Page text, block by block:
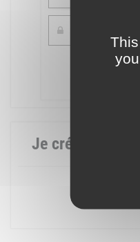
Je crée mon